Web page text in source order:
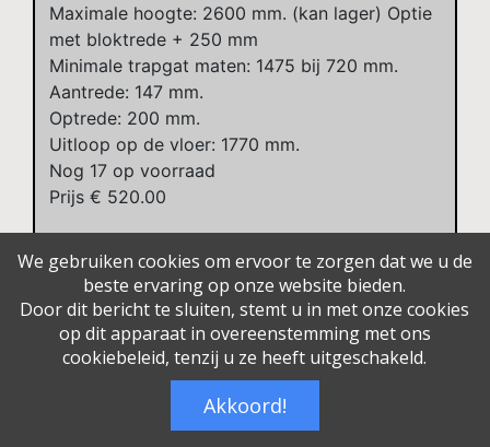
Maximale hoogte: 2600 mm. (kan lager) Optie
met bloktrede + 250 mm
Minimale trapgat maten: 1475 bij 720 mm.
Aantrede: 147 mm.
Optrede: 200 mm.
Uitloop op de vloer: 1770 mm.
Nog 17 op voorraad
Prijs € 520.00
Steektrap 70013ST2600O
We gebruiken cookies om ervoor te zorgen dat we u de
beste ervaring op onze website bieden.
Door dit bericht te sluiten, stemt u in met onze cookies
op dit apparaat in overeenstemming met ons
cookiebeleid, tenzij u ze heeft uitgeschakeld.
Akkoord!